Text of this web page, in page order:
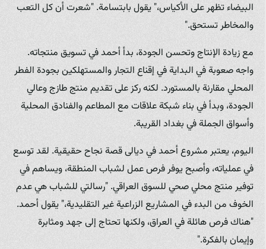
البيضاء تظهر على الأكياس،" يقول بابتسامة. "شعرت أن كل التعب
والمخاطر تستحق."
مع زيادة الإنتاج وتحسن الجودة، بدأ أحمد في تسويق منتجاته.
واجه صعوبة في البداية في إقناع التجار والمستهلكين بجودة الفطر
المحلي مقارنة بالمستورد. لكنه ركز على تقديم منتج طازج وعالي
الجودة، وبدأ في بناء شبكة علاقات مع المطاعم والفنادق المحلية
وأسواق الجملة في بغداد القريبة.
اليوم، يعتبر مشروع أحمد في ديالى قصة نجاح حقيقية. لقد توسع
في عملياته، وأصبح يوفر فرص عمل لشباب المنطقة، ويساهم في
توفير منتج محلي صحي للسوق العراقي. "رسالتي للشباب هي عدم
الخوف من البدء في المشاريع الزراعية غير التقليدية،" يقول أحمد.
"هناك فرص هائلة في العراق، ولكنها تحتاج إلى جهد ومثابرة
وإيمان بالفكرة."